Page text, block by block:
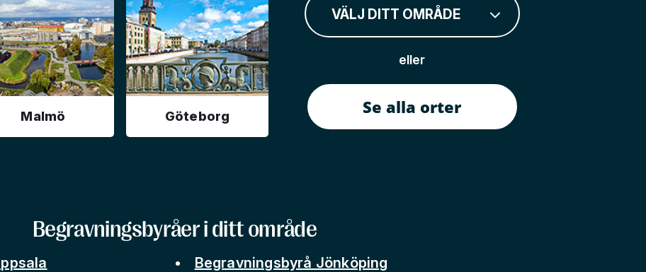
Malmö Göteborg
VÄLJ DITT OMRÅDE
eller
Se alla orter
Begravningsbyråer i ditt område
Begravningsbyrå Jönköping